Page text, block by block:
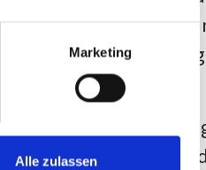
Marketing
Alle zulassen
Erwartungen, und
Vorlage
große
wird die Formatierung